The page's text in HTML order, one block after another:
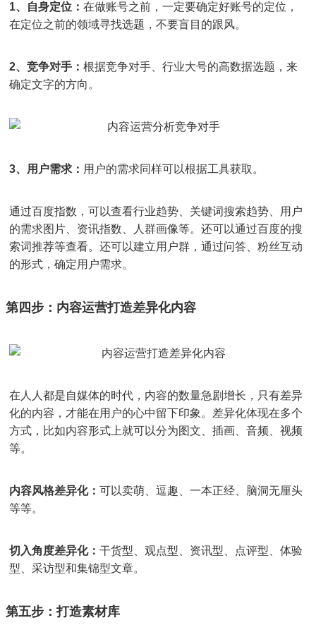
1、自身定位： 在做账号之前，一定要确定好账号的定位，
在定位之前的领域寻找选题，不要盲目的跟风。
2、竞争对手： 根据竞争对手、行业大号的高数据选题，来
确定文字的方向。
3、用户需求： 用户的需求同样可以根据工具获取。
通过百度指数，可以查看行业趋势、关键词搜索趋势、用户
的需求图片、资讯指数、人群画像等。还可以通过百度的搜
索词推荐等查看。还可以建立用户群，通过问答、粉丝互动
的形式，确定用户需求。
第四步：内容运营打造差异化内容
在人人都是自媒体的时代，内容的数量急剧增长，只有差异
化的内容，才能在用户的心中留下印象。差异化体现在多个
方式，比如内容形式上就可以分为图文、插画、音频、视频
等。
内容风格差异化： 可以卖萌、逗趣、一本正经、脑洞无厘头
等等。
切入角度差异化： 干货型、观点型、资讯型、点评型、体验
型、采访型和集锦型文章。
第五步：打造素材库